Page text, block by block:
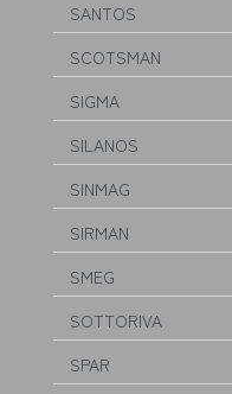
SANTOS
SCOTSMAN
SIGMA
SILANOS
SINMAG
SIRMAN
SMEG
SOTTORIVA
SPAR